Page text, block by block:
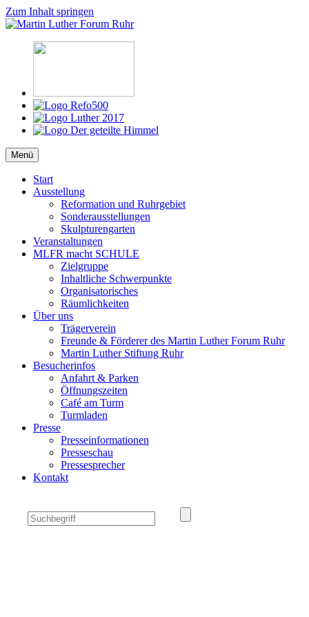
Zum Inhalt springen
Martin Luther Forum Ruhr
Reformation, Ruhrgebiet, Kultur
Menü
Start
Ausstellung
Reformation und Ruhrgebiet
Sonderausstellungen
Skulpturengarten
Veranstaltungen
MLFR macht SCHULE
Zielgruppe
Inhaltliche Schwerpunkte
Organisatorisches
Räumlichkeiten
Über uns
Trägerverein
Freunde & Förderer des Martin Luther Forum Ruhr
Martin Luther Stiftung Ruhr
Besucherinfos
Anfahrt & Parken
Öffnungszeiten
Café am Turm
Turmladen
Presse
Presseinformationen
Presseschau
Pressesprecher
Kontakt